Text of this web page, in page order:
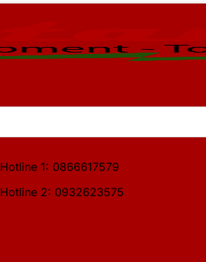
Hotline 1: 0866617579
Hotline 2: 0932623575